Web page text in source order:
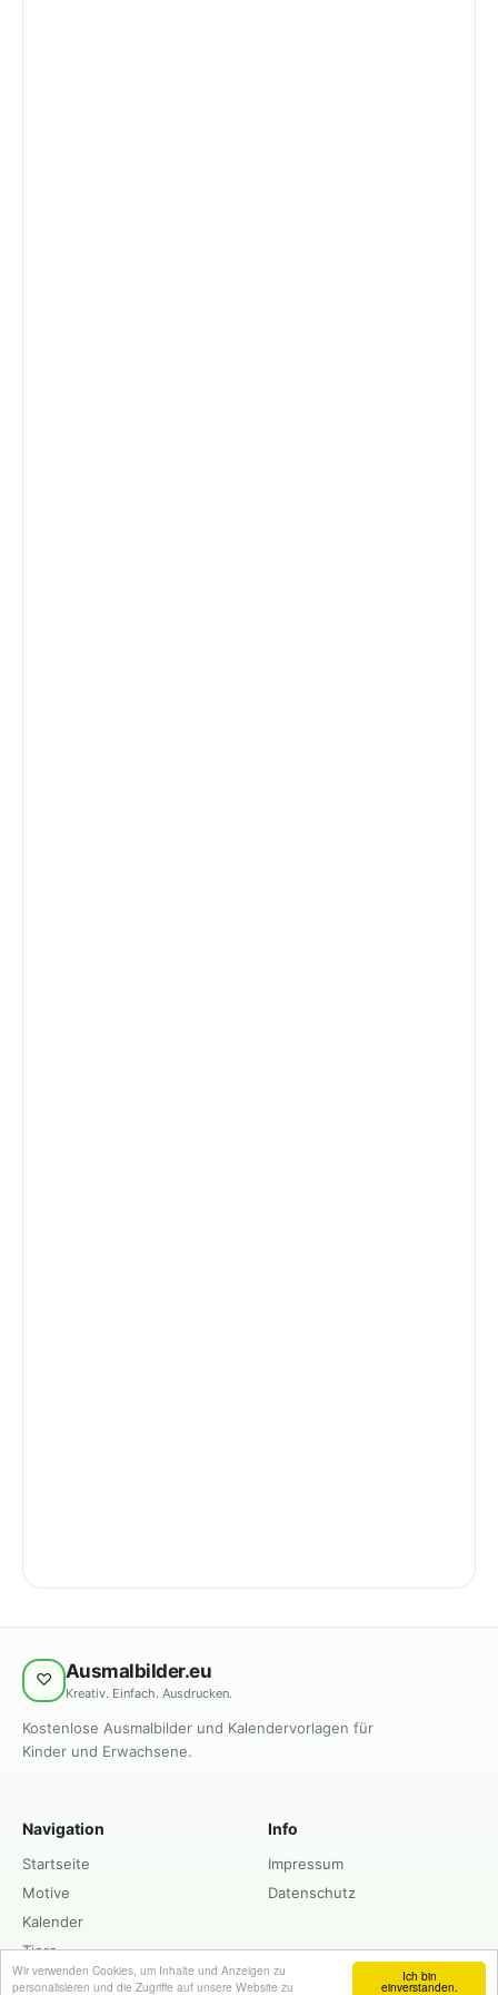
Ich bin
einverstanden.
Wir verwenden Cookies, um Inhalte und Anzeigen zu
personalisieren und die Zugriffe auf unsere Website zu
♡ Ausmalbilder.eu
Kreativ. Einfach. Ausdrucken.
Kostenlose Ausmalbilder und Kalendervorlagen für
Kinder und Erwachsene.
Navigation
Startseite
Motive
Kalender
Tiere
Info
Impressum
Datenschutz